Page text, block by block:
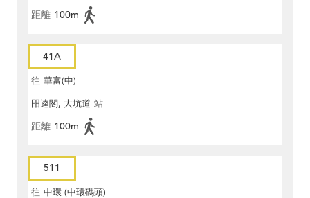
距離 100m
41A
往 華富(中)
昍逵閣, 大坑道 站
距離 100m
511
往 中環 (中環碼頭)